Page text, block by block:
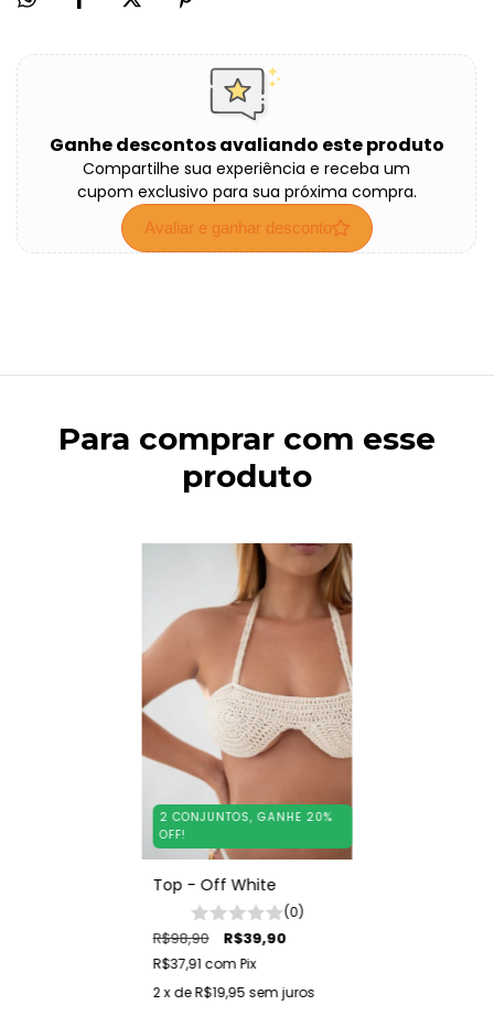
Ganhe descontos avaliando este produto
Compartilhe sua experiência e receba um
cupom exclusivo para sua próxima compra.
Avaliar e ganhar desconto
Para comprar com esse
produto
2 CONJUNTOS, GANHE 20%
OFF!
Top - Off White
(0)
R$98,90 R$39,90
R$37,91 com Pix
2x deR$19,95 sem juros